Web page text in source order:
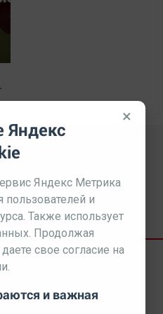
контент,
×
Яндекс
Яндекс Метрика
пользователей и
Также использует
Продолжая
свое согласие на
и важная